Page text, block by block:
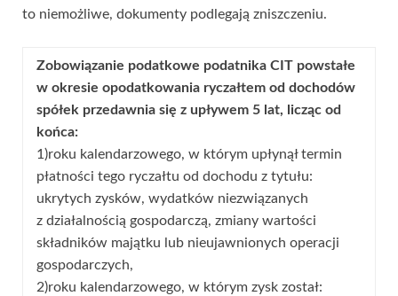
to niemożliwe, dokumenty podlegają zniszczeniu.
Zobowiązanie podatkowe podatnika CIT powstałe
w okresie opodatkowania ryczałtem od dochodów
spółek przedawnia się z upływem 5 lat, licząc od
końca:
1)roku kalendarzowego, w którym upłynął termin
płatności tego ryczałtu od dochodu z tytułu:
ukrytych zysków, wydatków niezwiązanych
z działalnością gospodarczą, zmiany wartości
składników majątku lub nieujawnionych operacji
gospodarczych,
2)roku kalendarzowego, w którym zysk został: